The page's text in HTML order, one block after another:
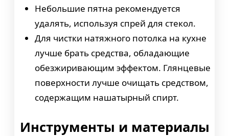
Небольшие пятна рекомендуется
удалять, используя спрей для стекол.
Для чистки натяжного потолка на кухне
лучше брать средства, обладающие
обезжиривающим эффектом. Глянцевые
поверхности лучше очищать средством,
содержащим нашатырный спирт.
Инструменты и материалы